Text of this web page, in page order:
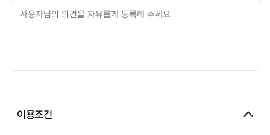
이용조건